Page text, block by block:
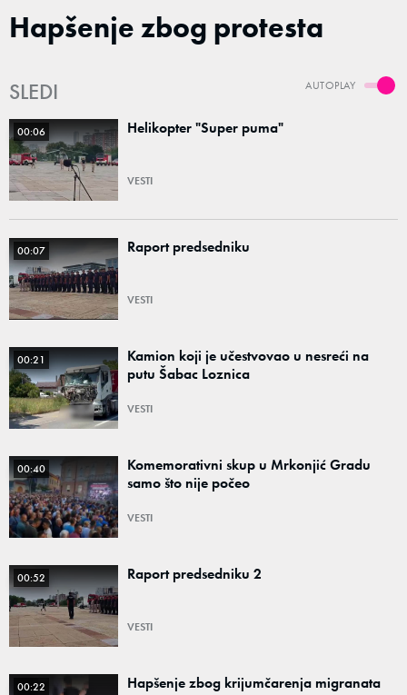
Hapšenje zbog protesta
AUTOPLAY
SLEDI
00:06 Helikopter "Super puma"
VESTI
00:07 Raport predsedniku
VESTI
00:21
Kamion koji je učestvovao u nesreći na
putu Šabac Loznica
VESTI
00:40
Komemorativni skup u Mrkonjić Gradu
samo što nije počeo
VESTI
00:52 Raport predsedniku 2
VESTI
00:22 Hapšenje zbog krijumčarenja migranata